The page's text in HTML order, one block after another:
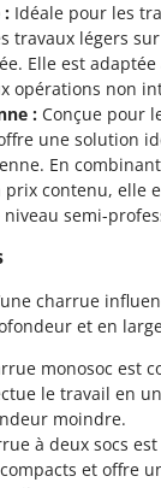
: Idéale pour les
travaux légers
Elle est adaptée
opérations non
: Conçue pour
une solution
En
contenu, elle
niveau semi-
charrue
et en
monosoc est
le travail en
moindre.
à deux socs
et offre